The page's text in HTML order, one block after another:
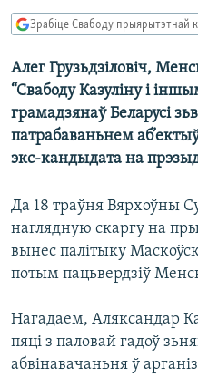
да
ПАЛІТВЯЗЬНІ
КУЛЬТУРА
КАЛЯНДАР
PREMIUM
МОВА
НА ХВАЛЯХ СВАБОДЫ
Усе сайты РС/РСЭ
Зрабіце Свабоду прыярытэтнай
Алег Грузьдзіловіч,
“Свабоду Казуліну і
грамадзянаў Беларусі
патрабаваньнем
экс-кандыдата на
Да 18 траўня Вярхоўны
наглядную скаргу на
вынес палітыку
потым пацьвердзіў
Нагадаем, Аляксандар
пяці з паловай гадоў
абвінавачаньня ў